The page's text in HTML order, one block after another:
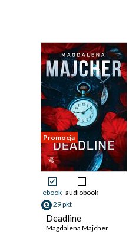
Promocja
ebook audiobook
29 pkt
Deadline
Magdalena Majcher